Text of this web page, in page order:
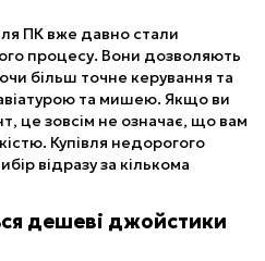
ПК вже давно стали
процесу. Вони дозволяють
більш точне керування та
та мишею. Якщо ви
це зовсім не означає, що вам
Купівля недорогого
відразу за кількома
дешеві джойстики